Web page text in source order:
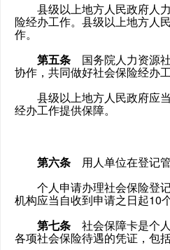
县级以上地方人民政府人力
险经办工作。县级以上地方人
作。
第五条 国务院人力资源
协作，共同做好社会保险经办工
县级以上地方人民政府应当
经办工作提供保障。
第六条 用人单位在登记
个人申请办理社会保险登记
机构应当自收到申请之日起10
第七条 社会保障卡是个
各项社会保险待遇的凭证，包